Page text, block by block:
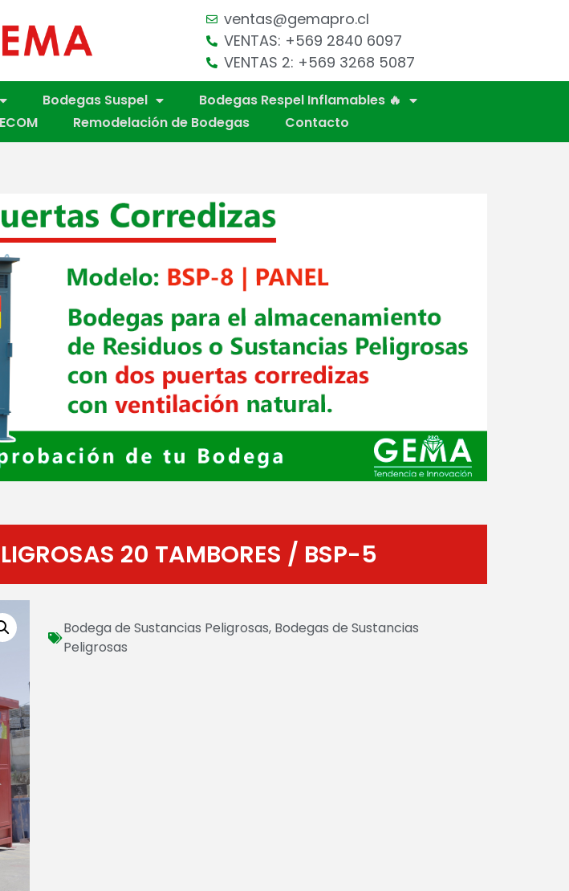
ventas@gemapro.cl
VENTAS: +569 2840 6097
VENTAS 2: +569 3268 5087
Bodegas Suspel
Bodegas Respel Inflamables 🔥
Remodelación de Bodegas Contacto
20 TAMBORES / BSP-5
Bodega de Sustancias Peligrosas, Bodegas de Sustancias
Peligrosas